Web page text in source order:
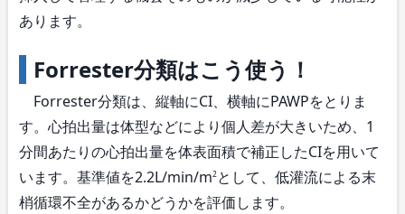
あります。
Forrester分類はこう使う！
Forrester分類は、縦軸にCI、横軸にPAWPをとりま
す。心拍出量は体型などにより個人差が大きいため、1
分間あたりの心拍出量を体表面積で補正したCIを用いて
います。基準値を2.2L/min/m2として、低灌流による末
梢循環不全があるかどうかを評価します。